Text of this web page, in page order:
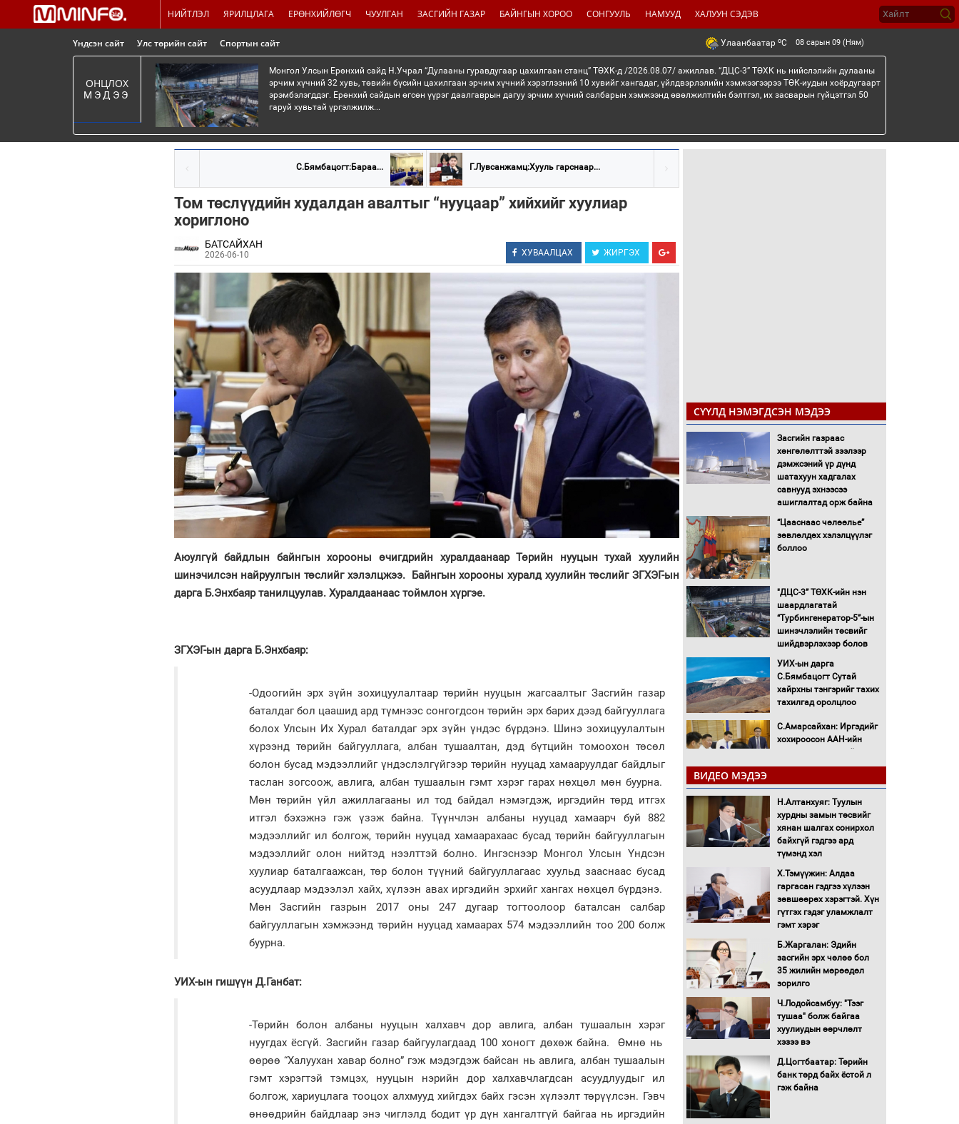
НИЙТЛЭЛ ЯРИЛЦЛАГА ЕРӨНХИЙЛӨГЧ ЧУУЛГАН ЗАСГИЙН ГАЗАР БАЙНГЫН ХОРОО СОНГУУЛЬ НАМУУД ХАЛУУН СЭДЭВ
Үндсэн сайт Улс төрийн сайт Спортын сайт Улаанбаатар oC 08 сарын 09 (Ням)
ОНЦЛОХ
МЭДЭЭ
Монгол Улсын Ерөнхий сайд Н.Учрал “Дулааны гуравдугаар цахилгаан станц” ТӨХК-д /2026.08.07/ ажиллав. “ДЦС-3” ТӨХК нь нийслэлийн дулааны
эрчим хүчний 32 хувь, төвийн бүсийн цахилгаан эрчим хүчний хэрэглээний 10 хувийг хангадаг, үйлдвэрлэлийн хэмжээгээрээ ТӨК-иудын хоёрдугаарт
эрэмбэлэгддэг. Ерөнхий сайдын өгсөн үүрэг даалгаврын дагуу эрчим хүчний салбарын хэмжээнд өвөлжилтийн бэлтгэл, их засварын гүйцэтгэл 50
гаруй хувьтай үргэлжилж...
С.Бямбацогт:Бараа... Г.Лувсанжамц:Хууль гарснаар...
Том төслүүдийн худалдан авалтыг “нууцаар” хийхийг хуулиар
хориглоно
БАТСАЙХАН
2026-06-10 ХУВААЛЦАХ ЖИРГЭХ
Аюулгүй байдлын байнгын хорооны өчигдрийн хуралдаанаар Төрийн нууцын тухай хуулийн
шинэчилсэн найруулгын төслийг хэлэлцжээ. Байнгын хорооны хуралд хуулийн төслийг ЗГХЭГ-ын
дарга Б.Энхбаяр танилцуулав. Хуралдаанаас тоймлон хүргэе.
ЗГХЭГ-ын дарга Б.Энхбаяр:
-Одоогийн эрх зүйн зохицуулалтаар төрийн нууцын жагсаалтыг Засгийн газар
баталдаг бол цаашид ард түмнээс сонгогдсон төрийн эрх барих дээд байгууллага
болох Улсын Их Хурал баталдаг эрх зүйн үндэс бүрдэнэ. Шинэ зохицуулалтын
хүрээнд төрийн байгууллага, албан тушаалтан, дэд бүтцийн томоохон төсөл
болон бусад мэдээллийг үндэслэлгүйгээр төрийн нууцад хамааруулдаг байдлыг
таслан зогсоож, авлига, албан тушаалын гэмт хэрэг гарах нөхцөл мөн буурна.
Мөн төрийн үйл ажиллагааны ил тод байдал нэмэгдэж, иргэдийн төрд итгэх
итгэл бэхэжнэ гэж үзэж байна. Түүнчлэн албаны нууцад хамаарч буй 882
мэдээллийг ил болгож, төрийн нууцад хамаарахаас бусад төрийн байгууллагын
мэдээллийг олон нийтэд нээлттэй болно. Ингэснээр Монгол Улсын Үндсэн
хуулиар баталгаажсан, төр болон түүний байгууллагаас хуульд зааснаас бусад
асуудлаар мэдээлэл хайх, хүлээн авах иргэдийн эрхийг хангах нөхцөл бүрдэнэ.
Мөн Засгийн газрын 2017 оны 247 дугаар тогтоолоор баталсан салбар
байгууллагын хэмжээнд төрийн нууцад хамаарах 574 мэдээллийн тоо 200 болж
буурна.
УИХ-ын гишүүн Д.Ганбат:
-Төрийн болон албаны нууцын халхавч дор авлига, албан тушаалын хэрэг
нуугдах ёсгүй. Засгийн газар байгуулагдаад 100 хоногт дөхөж байна. Өмнө нь
өөрөө “Халуухан хавар болно” гэж мэдэгдэж байсан нь авлига, албан тушаалын
гэмт хэрэгтэй тэмцэх, нууцын нэрийн дор халхавчлагдсан асуудлуудыг ил
болгож, хариуцлага тооцох алхмууд хийгдэх байх гэсэн хүлээлт төрүүлсэн. Гэвч
өнөөдрийн байдлаар энэ чиглэлд бодит үр дүн хангалтгүй байгаа нь иргэдийн
СҮҮЛД НЭМЭГДСЭН МЭДЭЭ
Засгийн газраас
хөнгөлөлттэй зээлээр
дэмжсэний үр дүнд
шатахуун хадгалах
савнууд эхнээсээ
ашиглалтад орж байна
“Цааснаас чөлөөлье”
зөвлөлдөх хэлэлцүүлэг
боллоо
"ДЦС-3” ТӨХК-ийн нэн
шаардлагатай
“Турбингенератор-5”-ын
шинэчлэлийн төсвийг
шийдвэрлэхээр болов
УИХ-ын дарга
С.Бямбацогт Сутай
хайрхны тэнгэрийг тахих
тахилгад оролцлоо
С.Амарсайхан: Иргэдийг
хохироосон ААН-ийн
нуугтмал хөрөнгийг
битүүмжлэнэ
Н.Номтойбаяр:
Аймгуудад тулгамдаж
буй асуудлуудыг
Засгийн газрын
хуралдаанд танилцуулж,
шийдвэрлүүлнэ
С.Бямбацогт Зүүн Азийн
эрэгтэйчүүдийн
волейболын тэмцээнд
оролцож байгаа баг
тамирчдад амжилт
Автобензин, дизель
түлшний онцгой албан
татварыг тэглэлээ
Санхүүгийн хэмнэлтийн
горимд эрүүл мэндийн
салбар хамаарахгүй
Нөөцийн махны
худалдаа, борлуулалтыг
ВИДЕО МЭДЭЭ
Н.Алтанхуяг: Туулын
хурдны замын төсвийг
хянан шалгах сонирхол
байхгүй гэдгээ ард
түмэнд хэл
Х.Тэмүүжин: Алдаа
гаргасан гэдгээ хүлээн
зөвшөөрөх хэрэгтэй. Хүн
гүтгэх гэдэг уламжлалт
гэмт хэрэг
Б.Жаргалан: Эдийн
засгийн эрх чөлөө бол
35 жилийн мөрөөдөл
зорилго
Ч.Лодойсамбуу: "Тээг
тушаа" болж байгаа
хуулиудын өөрчлөлт
хэзээ вэ
Д.Цогтбаатар: Төрийн
банк төрд байх ёстой л
гэж байна